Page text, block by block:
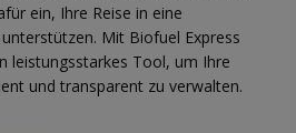
ein, Ihre Reise in eine
Mit Biofuel Express
leistungsstarkes Tool, um Ihre
und transparent zu verwalten.